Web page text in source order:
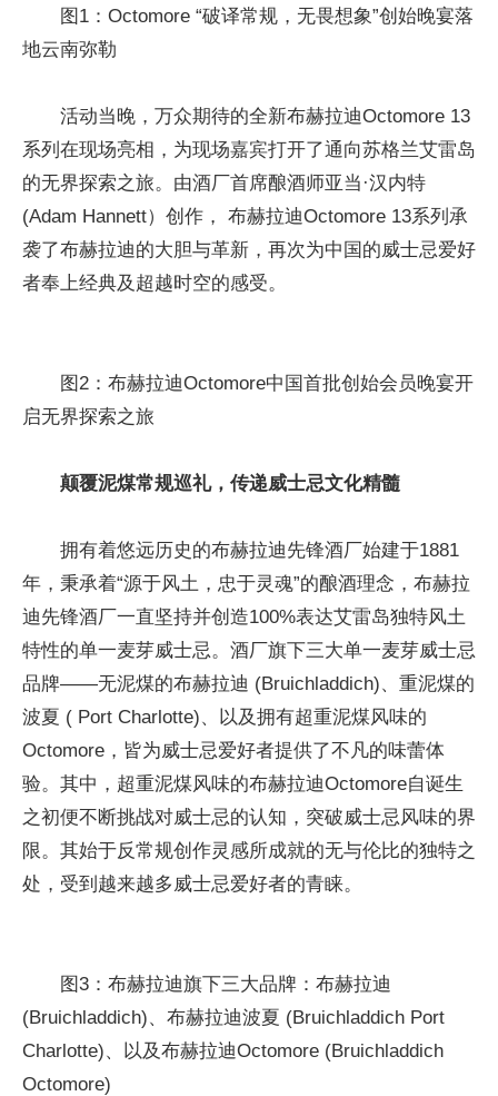
图1：Octomore “破译常规，无畏想象”创始晚宴落
地云南弥勒
活动当晚，万众期待的全新布赫拉迪Octomore 13
系列在现场亮相，为现场嘉宾打开了通向苏格兰艾雷岛
的无界探索之旅。由酒厂首席酿酒师亚当·汉内特
(Adam Hannett）创作， 布赫拉迪Octomore 13系列承
袭了布赫拉迪的大胆与革新，再次为中国的威士忌爱好
者奉上经典及超越时空的感受。
图2：布赫拉迪Octomore中国首批创始会员晚宴开
启无界探索之旅
颠覆泥煤常规巡礼，传递威士忌文化精髓
拥有着悠远历史的布赫拉迪先锋酒厂始建于1881
年，秉承着“源于风土，忠于灵魂”的酿酒理念，布赫拉
迪先锋酒厂一直坚持并创造100%表达艾雷岛独特风土
特性的单一麦芽威士忌。酒厂旗下三大单一麦芽威士忌
品牌——无泥煤的布赫拉迪 (Bruichladdich)、重泥煤的
波夏 ( Port Charlotte)、以及拥有超重泥煤风味的
Octomore，皆为威士忌爱好者提供了不凡的味蕾体
验。其中，超重泥煤风味的布赫拉迪Octomore自诞生
之初便不断挑战对威士忌的认知，突破威士忌风味的界
限。其始于反常规创作灵感所成就的无与伦比的独特之
处，受到越来越多威士忌爱好者的青睐。
图3：布赫拉迪旗下三大品牌：布赫拉迪
(Bruichladdich)、布赫拉迪波夏 (Bruichladdich Port
Charlotte)、以及布赫拉迪Octomore (Bruichladdich
Octomore)